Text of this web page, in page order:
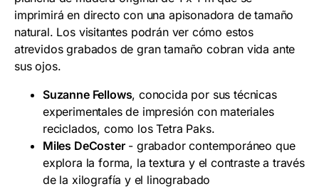
imprimirá en directo con una apisonadora de tamaño
natural. Los visitantes podrán ver cómo estos
atrevidos grabados de gran tamaño cobran vida ante
sus ojos.
Suzanne Fellows, conocida por sus técnicas
experimentales de impresión con materiales
reciclados, como los Tetra Paks.
Miles DeCoster- grabador contemporáneo que
explora la forma, la textura y el contraste a través
de la xilografía y el linograbado